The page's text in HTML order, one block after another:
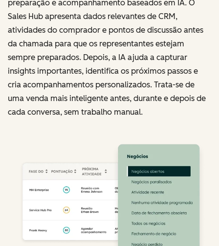
preparação e acompanhamento baseados em IA. O
Sales Hub apresenta dados relevantes de CRM,
atividades do comprador e pontos de discussão antes
da chamada para que os representantes estejam
sempre preparados. Depois, a IA ajuda a capturar
insights importantes, identifica os próximos passos e
cria acompanhamentos personalizados. Trata-se de
uma venda mais inteligente antes, durante e depois de
cada conversa, sem trabalho manual.